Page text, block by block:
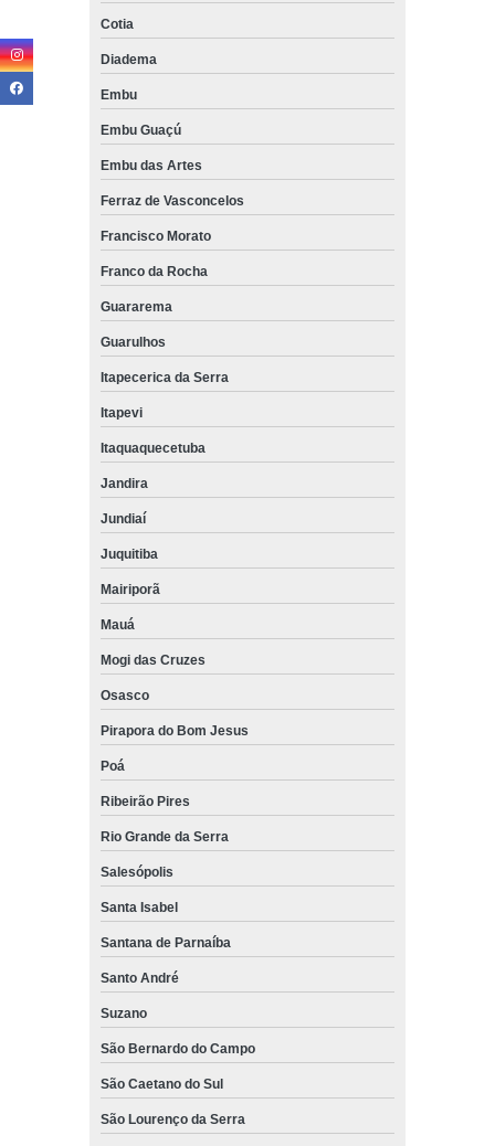
Cotia
Diadema
Embu
Embu Guaçú
Embu das Artes
Ferraz de Vasconcelos
Francisco Morato
Franco da Rocha
Guararema
Guarulhos
Itapecerica da Serra
Itapevi
Itaquaquecetuba
Jandira
Jundiaí
Juquitiba
Mairiporã
Mauá
Mogi das Cruzes
Osasco
Pirapora do Bom Jesus
Poá
Ribeirão Pires
Rio Grande da Serra
Salesópolis
Santa Isabel
Santana de Parnaíba
Santo André
Suzano
São Bernardo do Campo
São Caetano do Sul
São Lourenço da Serra